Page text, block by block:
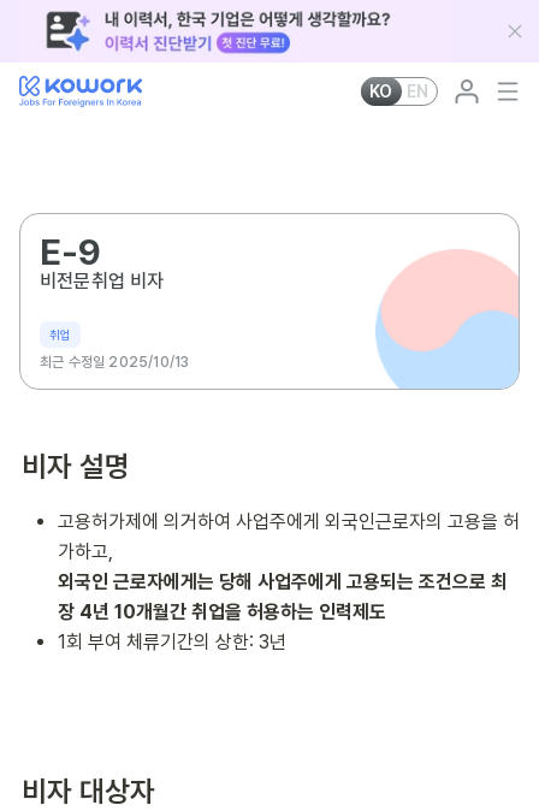
KO EN
E-9
비전문취업 비자
취업
최근 수정일 2025/10/13
비자 설명
고용허가제에 의거하여 사업주에게 외국인근로자의 고용을 허
가하고,
외국인 근로자에게는 당해 사업주에게 고용되는 조건으로 최
장 4년 10개월간 취업을 허용하는 인력제도
1회 부여 체류기간의 상한: 3년
비자 대상자